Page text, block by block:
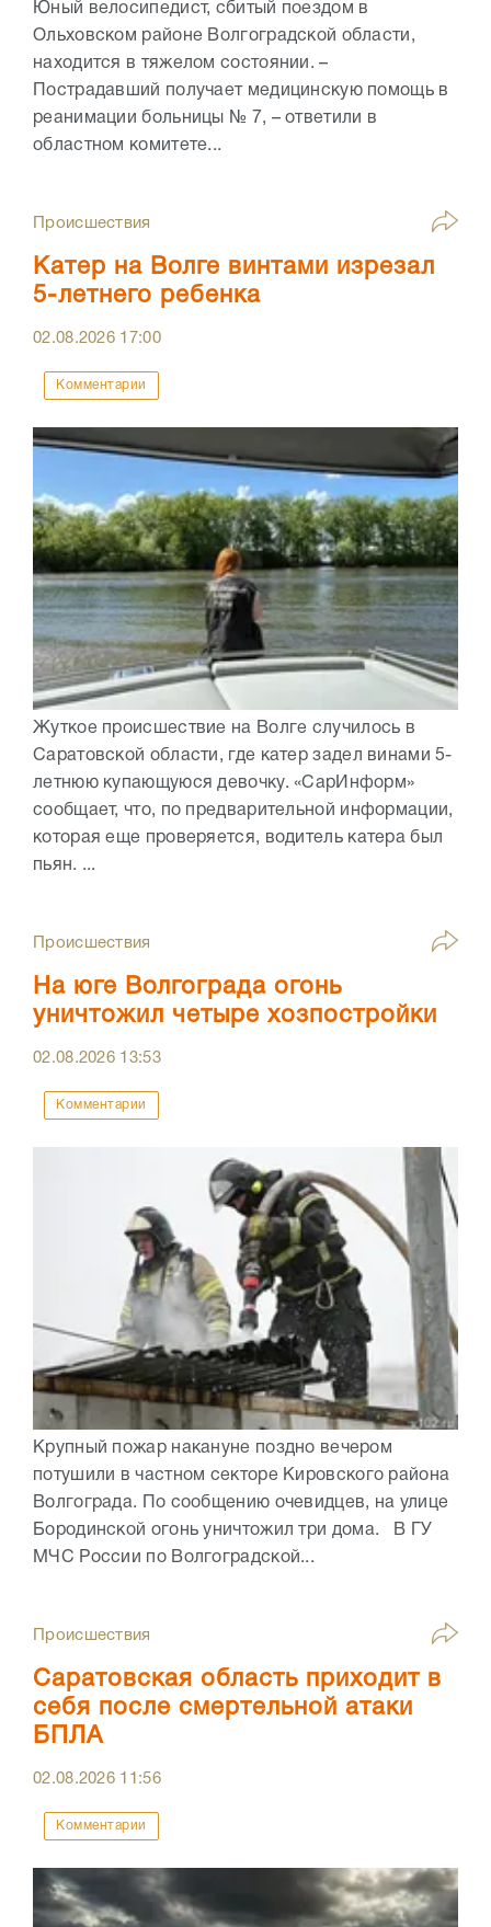
Юный велосипедист, сбитый поездом в
Ольховском районе Волгоградской области,
находится в тяжелом состоянии. –
Пострадавший получает медицинскую помощь в
реанимации больницы № 7, – ответили в
областном комитете...
Происшествия
Катер на Волге винтами изрезал
5-летнего ребенка
02.08.2026 17:00
Комментарии
Жуткое происшествие на Волге случилось в
Саратовской области, где катер задел винами 5-
летнюю купающуюся девочку. «СарИнформ»
сообщает, что, по предварительной информации,
которая еще проверяется, водитель катера был
пьян. ...
Происшествия
На юге Волгограда огонь
уничтожил четыре хозпостройки
02.08.2026 13:53
Комментарии
Крупный пожар накануне поздно вечером
потушили в частном секторе Кировского района
Волгограда. По сообщению очевидцев, на улице
Бородинской огонь уничтожил три дома. В ГУ
МЧС России по Волгоградской...
Происшествия
Саратовская область приходит в
себя после смертельной атаки
БПЛА
02.08.2026 11:56
Комментарии